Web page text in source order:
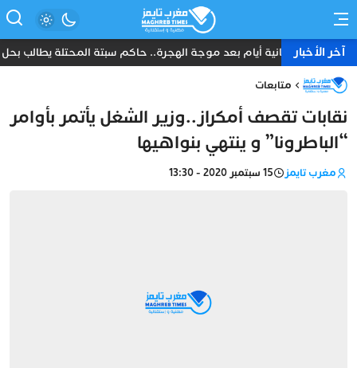
آخر الأخبارثمانية أيام بعد موجة الهجرة.. حاكم سبتة المحتلة يطالب بحل
متابعات
نقابات تقصف أمكراز..وزير الشغل يأتمر بأوامر
“الباطرونا” و ينتهي بنواهيها
مغرب تايمز 15 سبتمبر 2020 - 13:30